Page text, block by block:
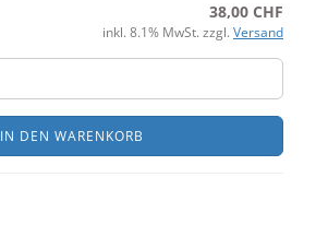
38,00 CHF
inkl. 8.1% MwSt. zzgl. Versand
IN DEN WARENKORB